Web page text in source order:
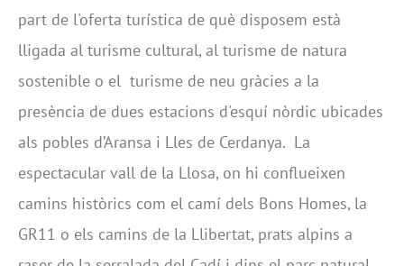
part de l'oferta turística de què disposem està
lligada al turisme cultural, al turisme de natura
sostenible o el turisme de neu gràcies a la
presència de dues estacions d'esquí nòrdic ubicades
als pobles d’Aransa i Lles de Cerdanya. La
espectacular vall de la Llosa, on hi conflueixen
camins històrics com el camí dels Bons Homes, la
GR11 o els camins de la Llibertat, prats alpins a